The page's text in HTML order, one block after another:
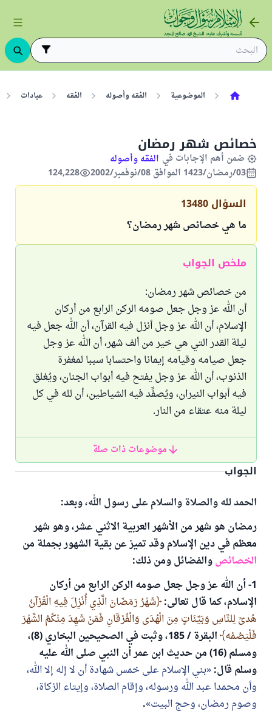
الموضوعية الفقه وأصوله الفقه عبادات
خصائص شهر رمضان
ضمن أهم الإجابات في الفقه وأصوله
03/رمضان/1423 الموافق 08/نوفمبر/2002
124,228
السؤال 13480
ما هي خصائص شهر رمضان؟
ملخص الجواب
من خصائص شهر رمضان:
أن الله عز وجل جعل صومه الركن الرابع من أركان
الإسلام، أن الله عز وجل أنزل فيه القرآن، أن الله جعل فيه
ليلة القدر التي هي خير من ألف شهر، أن الله عز وجل
جعل صيامه وقيامه إيمانا واحتسابا سببا لمغفرة
الذنوب، أن الله عز وجل يفتح فيه أبواب الجنان، ويُغلق
فيه أبواب النيران، ويُصفِّد فيه الشياطين، أن لله في كل
ليلة منه عتقاء من النار.
موضوعات ذات صلة
الجواب
الحمد لله والصلاة والسلام على رسول الله، وبعد:
رمضان هو شهر من الأشهر العربية الاثني عشر، وهو شهر
معظم في دين الإسلام وقد تميز عن بقية الشهور بجملة من
الخصائصوالفضائل ومن ذلك:
1- أن الله عز وجل جعل صومه الركن الرابع من أركان
الإسلام، كما قال تعالى: شَهْرُ رَمَضَانَ الَّذِي أُنْزِلَ فِيهِ الْقُرْآنُ
هُدىً لِلنَّاسِ وَبَيِّنَاتٍ مِنَ الْهُدَى وَالْفُرْقَانِ فَمَنْ شَهِدَ مِنْكُمُ الشَّهْرَ
فَلْيَصُمْه
البقرة / 185، وثبت في الصحيحين البخاري (8)،
ومسلم (16) من حديث ابن عمر أن النبي صلى الله عليه
وسلم قال: بني الإسلام على خمس شهادة أن لا إله إلا الله،
وأن محمدا عبد الله ورسوله، وإقام الصلاة، وإيتاء الزكاة،
وصوم رمضان، وحج البيت .